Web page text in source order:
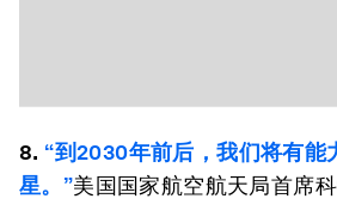
8. “到2030年前后，我们将有能
星。”美国国家航空航天局首席